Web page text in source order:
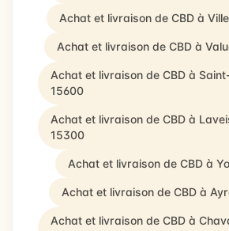
Achat et livraison de CBD à
Achat et livraison de CBD à
Achat et livraison de CBD à
15600
Achat et livraison de CBD à
15300
Achat et livraison de CBD à
Achat et livraison de CBD à
Achat et livraison de CBD à